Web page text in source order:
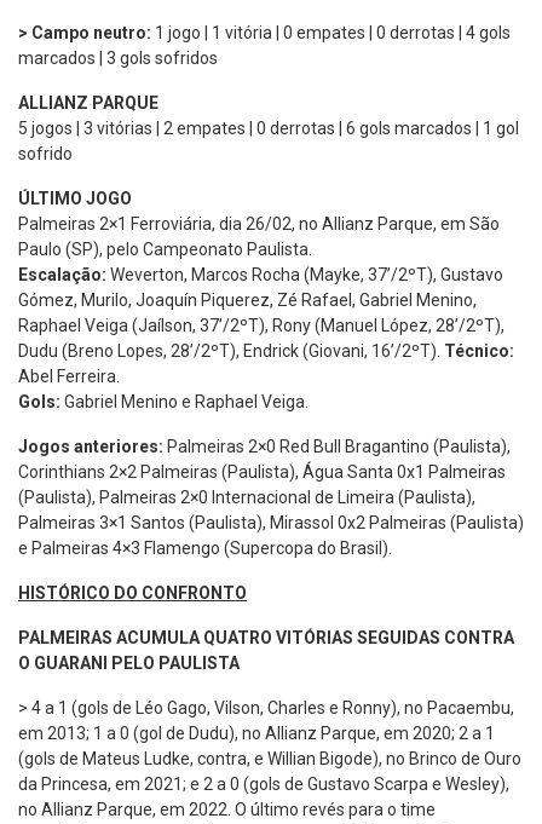
> Campo neutro: 1 jogo | 1 vitória | 0 empates | 0 derrotas | 4 gols
marcados | 3 gols sofridos
ALLIANZ PARQUE
5 jogos | 3 vitórias | 2 empates | 0 derrotas | 6 gols marcados | 1 gol
sofrido
ÚLTIMO JOGO
Palmeiras 2×1 Ferroviária, dia 26/02, no Allianz Parque, em São
Paulo (SP), pelo Campeonato Paulista.
Escalação: Weverton, Marcos Rocha (Mayke, 37’/2ºT), Gustavo
Gómez, Murilo, Joaquín Piquerez, Zé Rafael, Gabriel Menino,
Raphael Veiga (Jaílson, 37’/2ºT), Rony (Manuel López, 28’/2ºT),
Dudu (Breno Lopes, 28’/2ºT), Endrick (Giovani, 16’/2ºT). Técnico:
Abel Ferreira.
Gols: Gabriel Menino e Raphael Veiga.
Jogos anteriores: Palmeiras 2×0 Red Bull Bragantino (Paulista),
Corinthians 2×2 Palmeiras (Paulista), Água Santa 0x1 Palmeiras
(Paulista), Palmeiras 2×0 Internacional de Limeira (Paulista),
Palmeiras 3×1 Santos (Paulista), Mirassol 0x2 Palmeiras (Paulista)
e Palmeiras 4×3 Flamengo (Supercopa do Brasil).
HISTÓRICO DO CONFRONTO
PALMEIRAS ACUMULA QUATRO VITÓRIAS SEGUIDAS CONTRA
O GUARANI PELO PAULISTA
> 4 a 1 (gols de Léo Gago, Vilson, Charles e Ronny), no Pacaembu,
em 2013; 1 a 0 (gol de Dudu), no Allianz Parque, em 2020; 2 a 1
(gols de Mateus Ludke, contra, e Willian Bigode), no Brinco de Ouro
da Princesa, em 2021; e 2 a 0 (gols de Gustavo Scarpa e Wesley),
no Allianz Parque, em 2022. O último revés para o time